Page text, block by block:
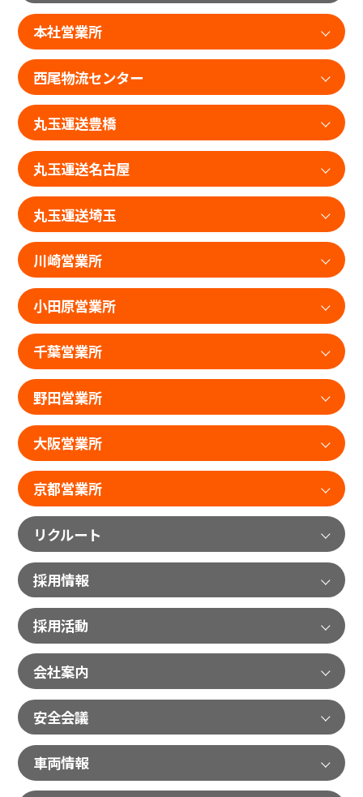
本社営業所
西尾物流センター
丸玉運送豊橋
丸玉運送名古屋
丸玉運送埼玉
川崎営業所
小田原営業所
千葉営業所
野田営業所
大阪営業所
京都営業所
リクルート
採用情報
採用活動
会社案内
安全会議
車両情報